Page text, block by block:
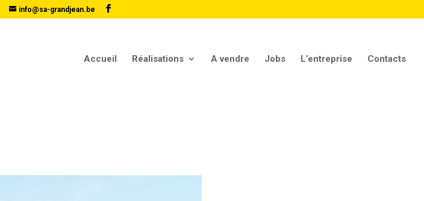
info@sa-grandjean.be
Accueil Réalisations A vendre Jobs L’entreprise Contacts